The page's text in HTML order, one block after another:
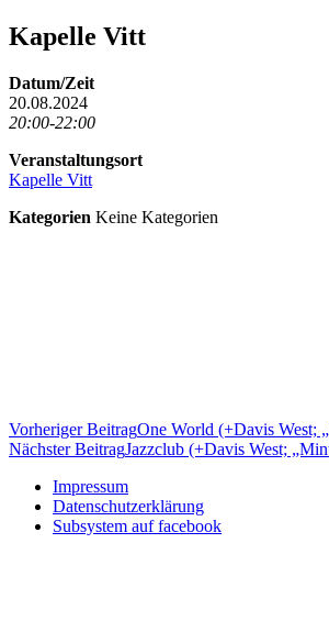
Kapelle Vitt
Datum/Zeit
20.08.2024
20:00-22:00
Veranstaltungsort
Kapelle Vitt
Kategorien Keine Kategorien
Beitragsnavigation
Vorheriger BeitragOne World (+Davis West;
Nächster BeitragJazzclub (+Davis West;
Impressum
Datenschutzerklärung
Subsystem auf facebook